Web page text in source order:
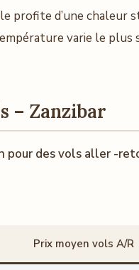
profite d’une chaleur
varie le
– Zanzibar
pour des vols aller -
Prix moyen vols A/R